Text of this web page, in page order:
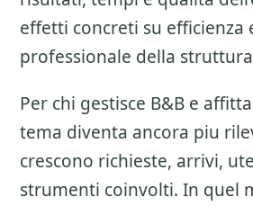
effetti concreti su efficienza
professionale della
Per chi gestisce B&B e
tema diventa ancora piu
crescono richieste, arrivi,
strumenti coinvolti. In quel